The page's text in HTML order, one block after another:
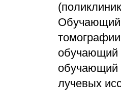
Обучающий
обучающий
обучающий
лучевых